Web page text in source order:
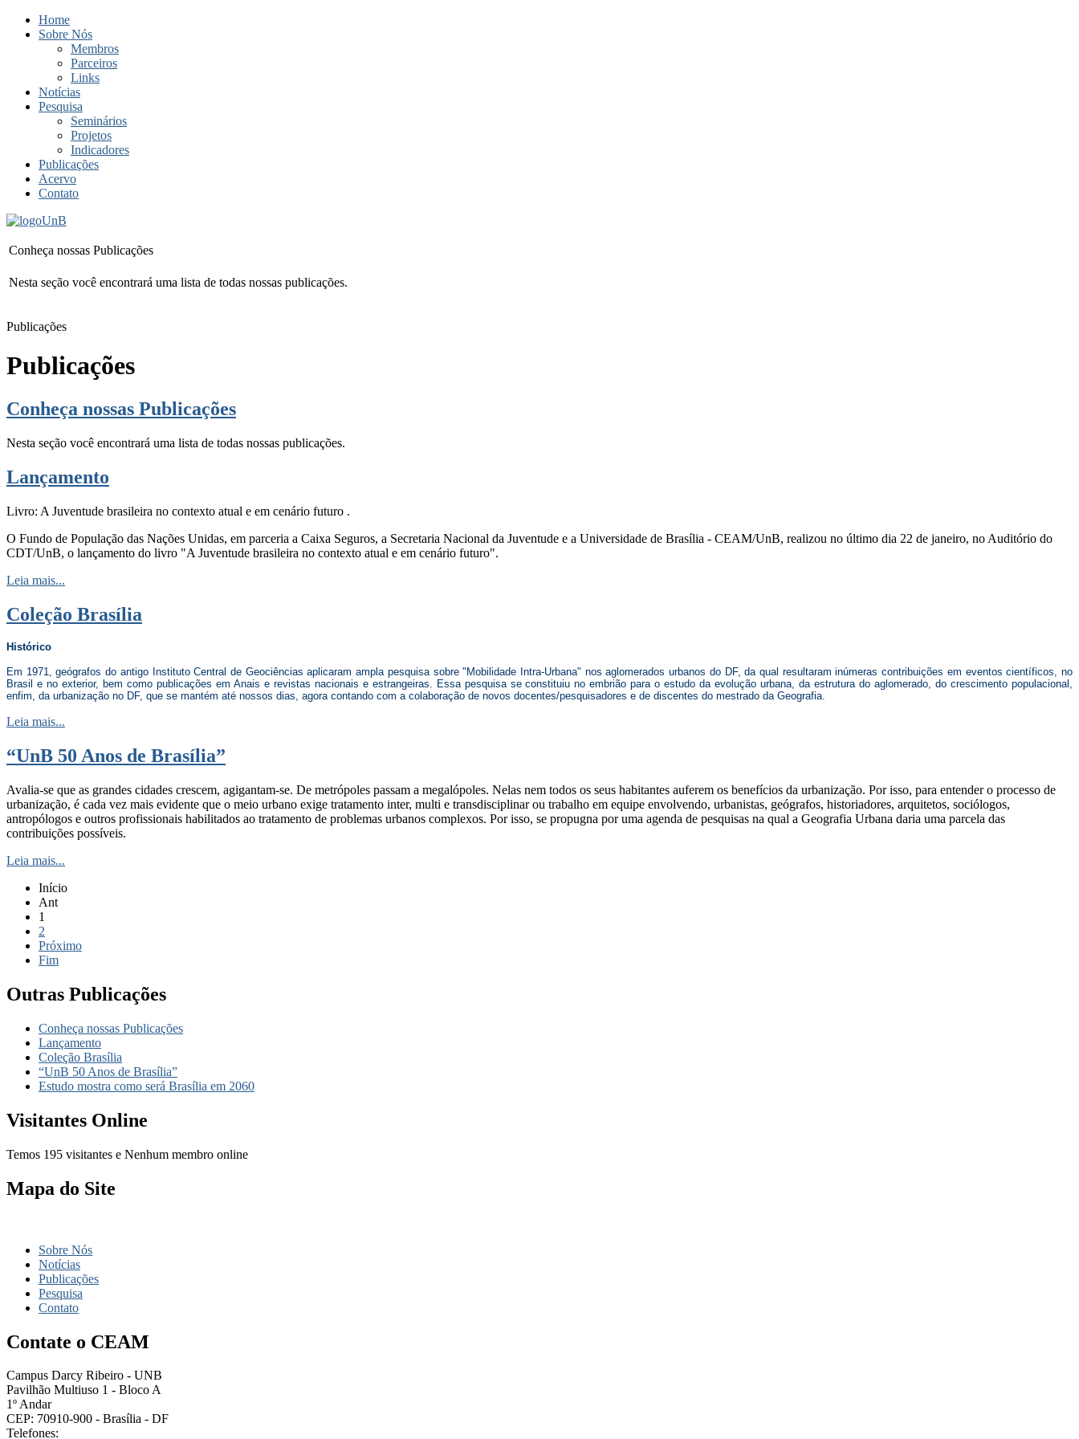
Home
Sobre Nós
Membros
Parceiros
Links
Notícias
Pesquisa
Seminários
Projetos
Indicadores
Publicações
Acervo
Contato
Conheça nossas Publicações
Nesta seção você encontrará uma lista de todas nossas publicações.
Publicações
Publicações
Conheça nossas Publicações
Nesta seção você encontrará uma lista de todas nossas publicações.
Lançamento
Livro: A Juventude brasileira no contexto atual e em cenário futuro .
O Fundo de População das Nações Unidas, em parceria a Caixa Seguros, a Secretaria Nacional da Juventude e a Universidade de Brasília - CEAM/UnB, realizou no último dia 22 de janeiro, no Auditório do
CDT/UnB, o lançamento do livro "A Juventude brasileira no contexto atual e em cenário futuro".
Leia mais...
Coleção Brasília
Histórico
Em 1971, geógrafos do antigo Instituto Central de Geociências aplicaram ampla pesquisa sobre "Mobilidade Intra-Urbana" nos aglomerados urbanos do DF, da qual resultaram inúmeras contribuições em eventos científicos, no
Brasil e no exterior, bem como publicações em Anais e revistas nacionais e estrangeiras. Essa pesquisa se constituiu no embrião para o estudo da evolução urbana, da estrutura do aglomerado, do crescimento populacional,
enfim, da urbanização no DF, que se mantém até nossos dias, agora contando com a colaboração de novos docentes/pesquisadores e de discentes do mestrado da Geografia.
Leia mais...
“UnB 50 Anos de Brasília”
Avalia-se que as grandes cidades crescem, agigantam-se. De metrópoles passam a megalópoles. Nelas nem todos os seus habitantes auferem os benefícios da urbanização. Por isso, para entender o processo de
urbanização, é cada vez mais evidente que o meio urbano exige tratamento inter, multi e transdisciplinar ou trabalho em equipe envolvendo, urbanistas, geógrafos, historiadores, arquitetos, sociólogos,
antropólogos e outros profissionais habilitados ao tratamento de problemas urbanos complexos. Por isso, se propugna por uma agenda de pesquisas na qual a Geografia Urbana daria uma parcela das
contribuições possíveis.
Leia mais...
Início
Ant
1
2
Próximo
Fim
Outras Publicações
Conheça nossas Publicações
Lançamento
Coleção Brasília
“UnB 50 Anos de Brasília”
Estudo mostra como será Brasília em 2060
Visitantes Online
Temos 195 visitantes e Nenhum membro online
Mapa do Site
Sobre Nós
Notícias
Publicações
Pesquisa
Contato
Contate o CEAM
Campus Darcy Ribeiro - UNB
Pavilhão Multiuso 1 - Bloco A
1º Andar
CEP: 70910-900 - Brasília - DF
Telefones: